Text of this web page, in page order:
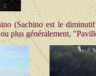
(Sachino est le
plus généralement,